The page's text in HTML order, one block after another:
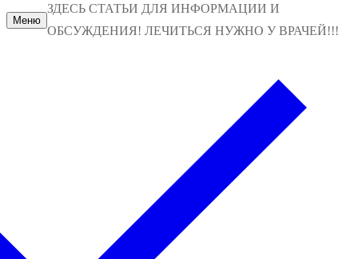
Меню
ЗДЕСЬ СТАТЬИ ДЛЯ ИНФОРМАЦИИ И
ОБСУЖДЕНИЯ! ЛЕЧИТЬСЯ НУЖНО У ВРАЧЕЙ!!!